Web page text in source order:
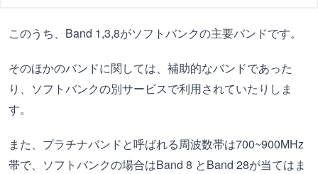
このうち、Band 1,3,8がソフトバンクの主要バンドです。
そのほかのバンドに関しては、補助的なバンドであった
り、ソフトバンクの別サービスで利用されていたりしま
す。
また、プラチナバンドと呼ばれる周波数帯は700~900MHz
帯で、ソフトバンクの場合はBand 8 とBand 28が当てはま